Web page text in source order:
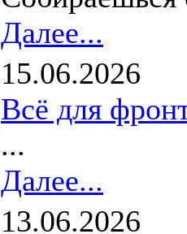
Далее...
15.06.2026
Всё для
...
Далее...
13.06.2026